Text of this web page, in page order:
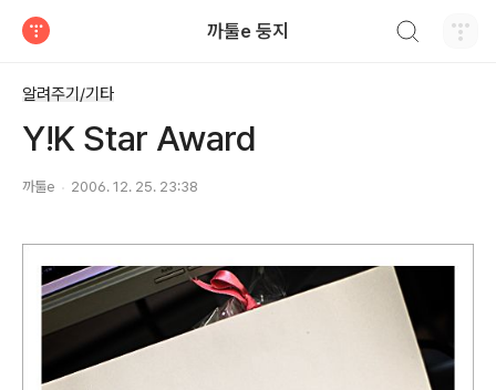
까툴e 둥지
알려주기/기타
Y!K Star Award
까툴e 2006. 12. 25. 23:38